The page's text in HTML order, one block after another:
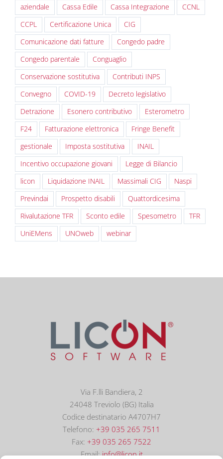
aziendale
Cassa Edile Cassa Integrazione
CCNL
CCPL
Certificazione Unica
CIG
Comunicazione dati fatture
Congedo padre
Congedo parentale
Conguaglio
Conservazione sostitutiva
Contributi INPS
Convegno
COVID-19
Decreto legislativo
Detrazione
Esonero contributivo
Esterometro
F24
Fatturazione elettronica
Fringe Benefit
gestionale
Imposta sostitutiva
INAIL
Incentivo occupazione giovani
Legge di Bilancio
licon
Liquidazione INAIL Massimali CIG
Naspi
Previndai
Prospetto disabili
Quattordicesima
Rivalutazione TFR
Sconto edile Spesometro
TFR
UniEMens
UNOweb webinar
Via F.lli Bandiera, 2
24048 Treviolo (BG) Italia
Codice destinatario A4707H7
Telefono: +39 035 265 7511
Fax: +39 035 265 7522
Email:info@licon.it